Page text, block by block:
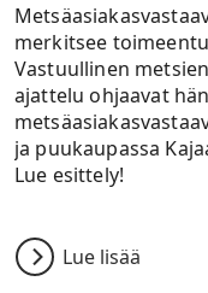
merkitsee
Vastuullinen
ajattelu ohjaavat
ja puukaupassa
Lue esittely!
Lue lisää